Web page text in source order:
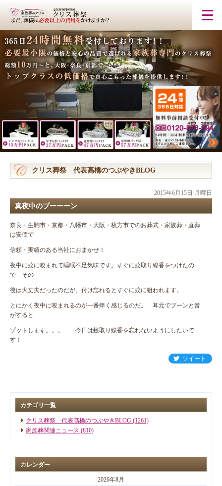
クリス葬祭 代表髙橋のつぶやきBLOG
2015年6月15日 月曜日
真夜中のブーーーン
奈良・生駒市・京都・八幡市・大阪・枚方市でのお葬式・家族葬・直葬
は安価で
信頼・実績のある当社におまかせ！
夜中に蚊に咬まれて睡眠不足気味です。すぐに蚊取り線香をつけたの
で その
後は大丈夫だったのだが、付け忘れるとすぐに蚊に狙われます。
とにかく夜中に咬まれるのが一番痒く感じるのだ。 耳元でブーンと音
がすると
ゾットします。。。 今日は蚊取り線香を忘れないようにしたいで
す！
ツイート
カテゴリ一覧
クリス葬祭 代表髙橋のつぶやきBLOG (1261)
家族葬関連ニュース (810)
カレンダー
2026年8月